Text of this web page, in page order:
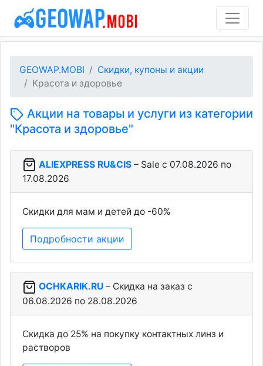
GEOWAP.MOBI
Скидки, купоны и акции
Красота и здоровье
Акции на товары и услуги из категории
"Красота и здоровье"
ALIEXPRESS RU&CIS – Sale c 07.08.2026 по
17.08.2026
Скидки для мам и детей до -60%
Подробности акции
OCHKARIK.RU – Скидка на заказ c
06.08.2026 по 28.08.2026
Скидка до 25% на покупку контактных линз и
растворов